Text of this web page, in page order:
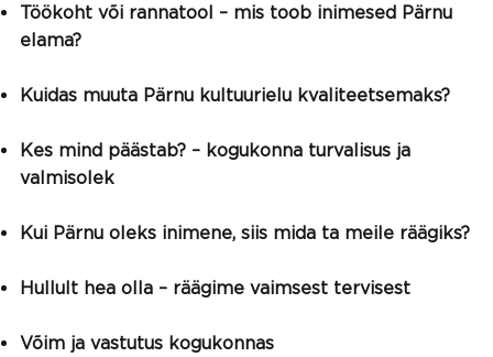
Töökoht või rannatool – mis toob inimesed Pärnu
elama?
Kuidas muuta Pärnu kultuurielu kvaliteetsemaks?
Kes mind päästab? – kogukonna turvalisus ja
valmisolek
Kui Pärnu oleks inimene, siis mida ta meile räägiks?
Hullult hea olla – räägime vaimsest tervisest
Võim ja vastutus kogukonnas